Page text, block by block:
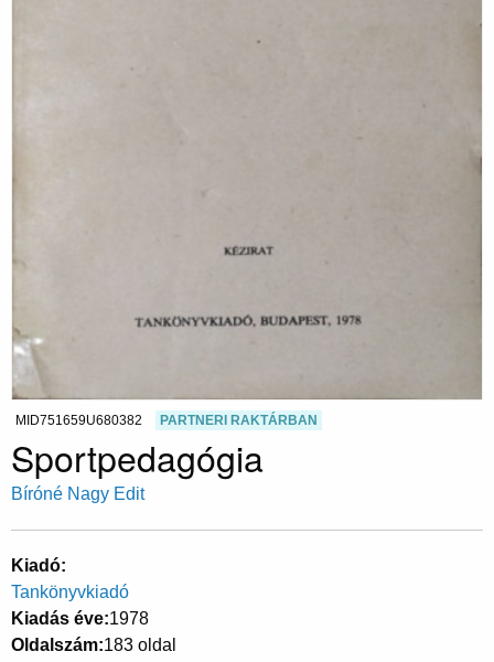
MID751659U680382 PARTNERI RAKTÁRBAN
Sportpedagógia
Bíróné Nagy Edit
Kiadó
Tankönyvkiadó
Kiadás éve 1978
Oldalszám 183 oldal